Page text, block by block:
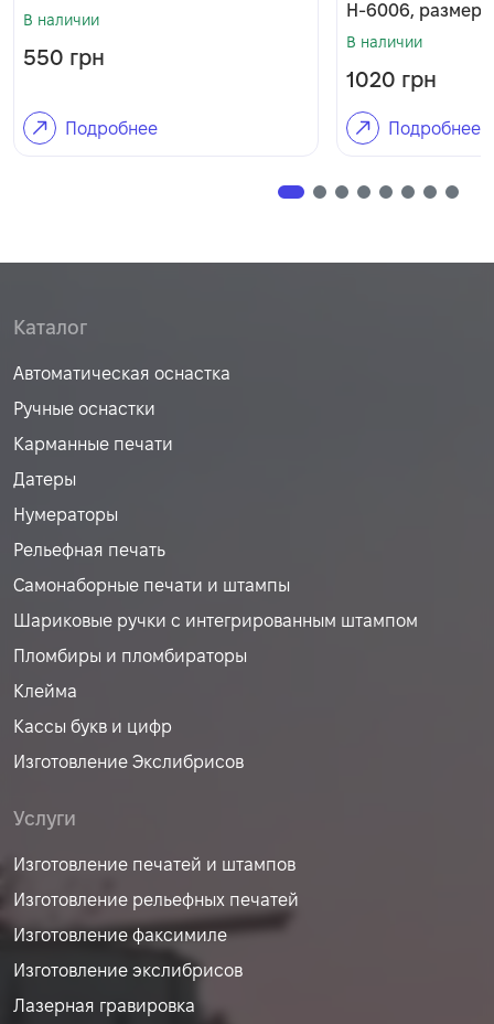
В наличии
550 грн
Подробнее
H-6006, размер
В наличии
1020 грн
Подробнее
Услуги
Изготовление печатей и штампов
Изготовление рельефных печатей
Изготовление факсимиле
Изготовление экслибрисов
Лазерная гравировка
Каталог
Автоматическая оснастка
Ручные оснастки
Карманные печати
Датеры
Нумераторы
Рельефная печать
Самонаборные печати и штампы
Шариковые ручки с интегрированным штампом
Пломбиры и пломбираторы
Клейма
Кассы букв и цифр
Изготовление Экслибрисов